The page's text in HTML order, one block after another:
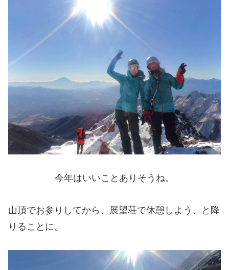
今年はいいことありそうね。
山頂でお参りしてから、展望荘で休憩しよう、と降
りることに。